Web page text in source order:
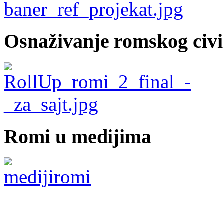
Osnaživanje romskog
Romi u medijima